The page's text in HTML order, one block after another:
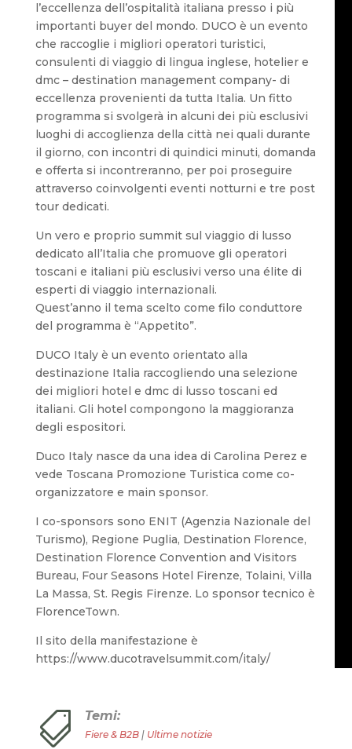
l’eccellenza dell’ospitalità italiana presso i più
importanti buyer del mondo. DUCO è un evento
che raccoglie i migliori operatori turistici,
consulenti di viaggio di lingua inglese, hotelier e
dmc – destination management company- di
eccellenza provenienti da tutta Italia. Un fitto
programma si svolgerà in alcuni dei più esclusivi
luoghi di accoglienza della città nei quali durante
il giorno, con incontri di quindici minuti, domanda
e offerta si incontreranno, per poi proseguire
attraverso coinvolgenti eventi notturni e tre post
tour dedicati.
Un vero e proprio summit sul viaggio di lusso
dedicato all’Italia che promuove gli operatori
toscani e italiani più esclusivi verso una élite di
esperti di viaggio internazionali.
Quest’anno il tema scelto come filo conduttore
del programma è “Appetito”.
DUCO Italy è un evento orientato alla
destinazione Italia raccogliendo una selezione
dei migliori hotel e dmc di lusso toscani ed
italiani. Gli hotel compongono la maggioranza
degli espositori.
Duco Italy nasce da una idea di Carolina Perez e
vede Toscana Promozione Turistica come co-
organizzatore e main sponsor.
I co-sponsors sono ENIT (Agenzia Nazionale del
Turismo), Regione Puglia, Destination Florence,
Destination Florence Convention and Visitors
Bureau, Four Seasons Hotel Firenze, Tolaini, Villa
La Massa, St. Regis Firenze. Lo sponsor tecnico è
FlorenceTown.
Il sito della manifestazione è
https://www.ducotravelsummit.com/italy/
 Temi:
Fiere & B2B| Ultime notizie